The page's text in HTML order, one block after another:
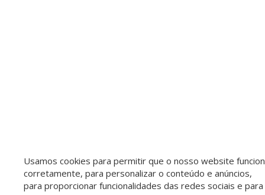
Usamos cookies para permitir que o nosso website
corretamente, para personalizar o conteúdo e anúncios,
para proporcionar funcionalidades das redes sociais e para